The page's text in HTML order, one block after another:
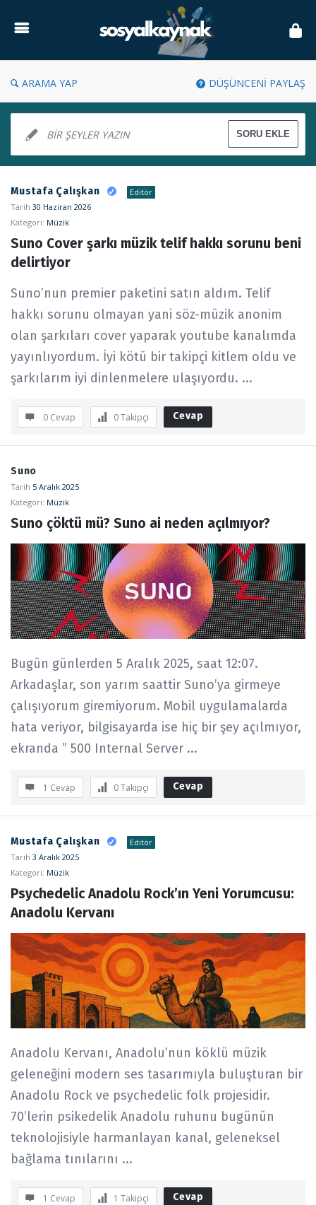
Kaynak
ARAMA YAP DÜŞÜNCENİ PAYLAŞ
Sosyal
Kaynak
Latest
Forum
Mustafa Çalışkan
Editör
Tarih 30 Haziran 2026
Kategori: Müzik
Suno Cover şarkı müzik telif hakkı sorunu beni
delirtiyor
Suno’nun premier paketini satın aldım. Telif
hakkı sorunu olmayan yani söz-müzik anonim
olan şarkıları cover yaparak youtube kanalımda
yayınlıyordum. İyi kötü bir takipçi kitlem oldu ve
şarkılarım iyi dinlenmelere ulaşıyordu. ...
0 Cevap 0Takipçi Cevap
Suno
Tarih 5 Aralık 2025
Kategori: Müzik
Suno çöktü mü? Suno ai neden açılmıyor?
Bugün günlerden 5 Aralık 2025, saat 12:07.
Arkadaşlar, son yarım saattir Suno’ya girmeye
çalışıyorum giremiyorum. Mobil uygulamalarda
hata veriyor, bilgisayarda ise hiç bir şey açılmıyor,
ekranda ” 500 Internal Server ...
1 Cevap 0Takipçi Cevap
Mustafa Çalışkan
Editör
Tarih 3 Aralık 2025
Kategori: Müzik
Psychedelic Anadolu Rock’ın Yeni Yorumcusu:
Anadolu Kervanı
Anadolu Kervanı, Anadolu’nun köklü müzik
geleneğini modern ses tasarımıyla buluşturan bir
Anadolu Rock ve psychedelic folk projesidir.
70’lerin psikedelik Anadolu ruhunu bugünün
teknolojisiyle harmanlayan kanal, geleneksel
bağlama tınılarını ...
1 Cevap 1 Takipçi Cevap